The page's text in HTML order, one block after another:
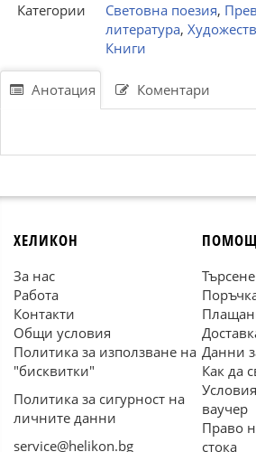
Категории
Световна поезия,
литература,
Книги
Анотация Коментари
ХЕЛИКОН
За нас
Работа
Контакти
Общи условия
Политика за използване на
"бисквитки"
Политика за сигурност на
личните данни
service@helikon.bg
Търсене
Данни
Как да
ваучер
Право
стока